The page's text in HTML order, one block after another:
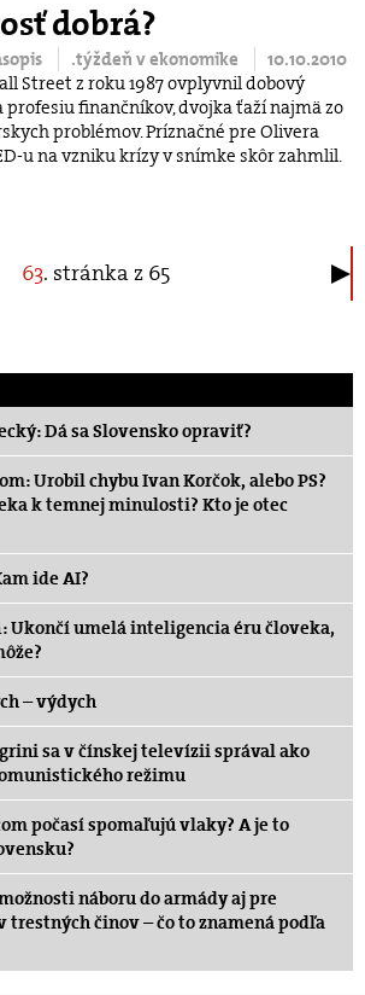
dobrá?
.týždeň v ekonomike
10.10.2010
Street z roku 1987 ovplyvnil dobový
finančníkov, dvojka ťaží najmä zo
problémov. Príznačné pre Olivera
u na vzniku krízy v snímke skôr zahmlil.
63. stránka z 65
Dá sa Slovensko opraviť?
Urobil chybu Ivan Korčok, alebo PS?
k temnej minulosti? Kto je otec
ide AI?
Ukončí umelá inteligencia éru človeka,
– výdych
sa v čínskej televízii správal ako
režimu
počasí spomaľujú vlaky? A je to
náboru do armády aj pre
trestných činov – čo to znamená podľa